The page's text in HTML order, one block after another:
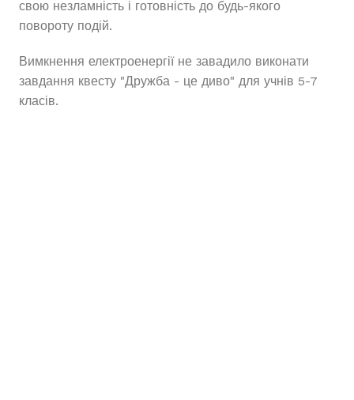
свою незламність і готовність до будь-якого
повороту подій.
Вимкнення електроенергії не завадило виконати
завдання квесту "Дружба - це диво" для учнів 5-7
класів.